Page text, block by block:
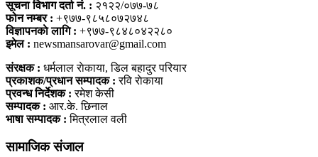
सूचना विभाग दर्ता नं. : २१२२/०७७-७८
फोन नम्बर : +९७७-९८५८०७२७४८
विज्ञापनकाे लागि : +९७७-९८४८०४२२८०
इमेल : newsmansarovar@gmail.com
संरक्षक : धर्मलाल राेकाया, डिल बहादुर परियार
प्रकाशक/प्रधान सम्पादक : रवि राेकाया
प्रवन्ध निर्देशक : रमेश केसी
सम्पादक : आर.के. छिनाल
भाषा सम्पादक : मित्रलाल वली
सामाजिक संजाल